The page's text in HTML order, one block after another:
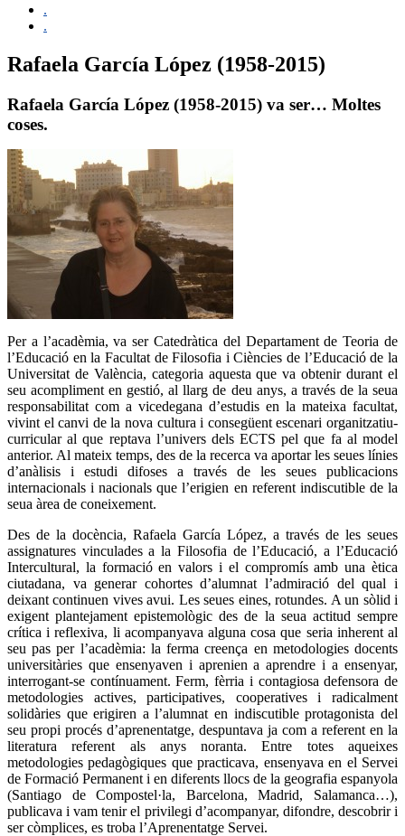
.
.
Rafaela García López (1958-2015)
Rafaela García López (1958-2015) va ser… Moltes
coses.
Per a l’acadèmia, va ser Catedràtica del Departament de Teoria de
l’Educació en la Facultat de Filosofia i Ciències de l’Educació de la
Universitat de València, categoria aquesta que va obtenir durant el
seu acompliment en gestió, al llarg de deu anys, a través de la seua
responsabilitat com a vicedegana d’estudis en la mateixa facultat,
vivint el canvi de la nova cultura i consegüent escenari organitzatiu-
curricular al que reptava l’univers dels ECTS pel que fa al model
anterior. Al mateix temps, des de la recerca va aportar les seues línies
d’anàlisis i estudi difoses a través de les seues publicacions
internacionals i nacionals que l’erigien en referent indiscutible de la
seua àrea de coneixement.
Des de la docència, Rafaela García López, a través de les seues
assignatures vinculades a la Filosofia de l’Educació, a l’Educació
Intercultural, la formació en valors i el compromís amb una ètica
ciutadana, va generar cohortes d’alumnat l’admiració del qual i
deixant continuen vives avui. Les seues eines, rotundes. A un sòlid i
exigent plantejament epistemològic des de la seua actitud sempre
crítica i reflexiva, li acompanyava alguna cosa que seria inherent al
seu pas per l’acadèmia: la ferma creença en metodologies docents
universitàries que ensenyaven i aprenien a aprendre i a ensenyar,
interrogant-se contínuament. Ferm, fèrria i contagiosa defensora de
metodologies actives, participatives, cooperatives i radicalment
solidàries que erigiren a l’alumnat en indiscutible protagonista del
seu propi procés d’aprenentatge, despuntava ja com a referent en la
literatura referent als anys noranta. Entre totes aqueixes
metodologies pedagògiques que practicava, ensenyava en el Servei
de Formació Permanent i en diferents llocs de la geografia espanyola
(Santiago de Compostel·la, Barcelona, Madrid, Salamanca…),
publicava i vam tenir el privilegi d’acompanyar, difondre, descobrir i
ser còmplices, es troba l’Aprenentatge Servei.